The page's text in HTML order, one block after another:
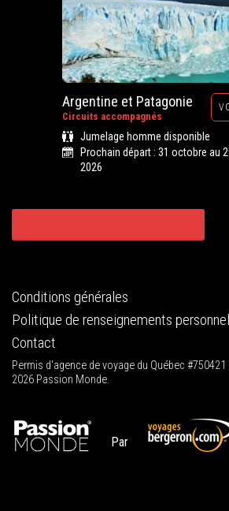
Argentine et Patagonie
Circuits accompagnés
Jumelage homme disponible
Prochain départ : 31 octobre au
2026
Conditions générales
Politique de renseignements
Contact
Permis d'agence de voyage du Québec
2026 Passion Monde.
Par